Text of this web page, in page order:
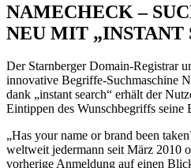
NAMECHECK –
NEU MIT „INSTANT
Der Starnberger Domain-Registrar
innovative Begriffe-Suchmaschine
dank „instant search“ erhält der
Eintippen des Wunschbegriffs seine
„Has your name or brand been
weltweit jedermann seit März 2010
vorherige Anmeldung auf einen